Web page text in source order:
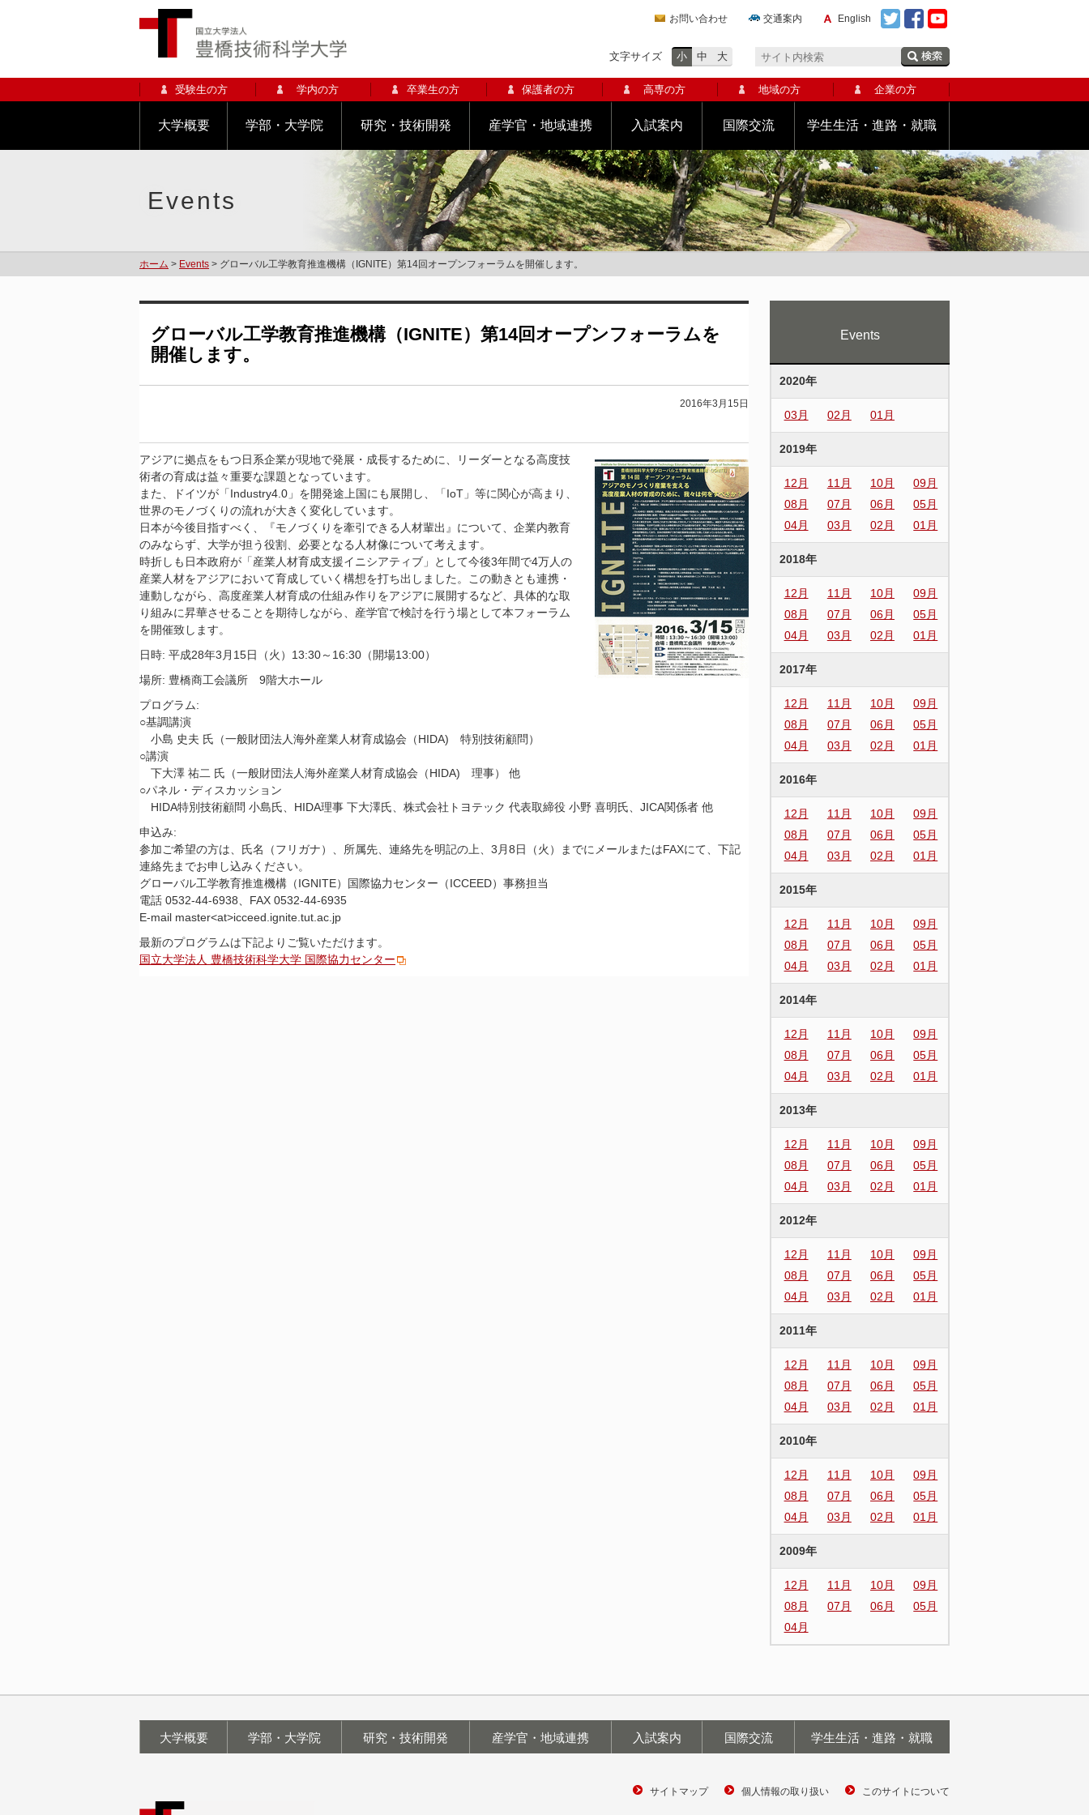
お問い合わせ 交通案内 English
文字サイズ 小 中 大
受験生の方 学内の方 卒業生の方 保護者の方 高専の方 地域の方 企業の方
大学概要 学部・大学院 研究・技術開発 産学官・地域連携 入試案内 国際交流 学生生活・進路・就職
Events
ホーム > Events > グローバル工学教育推進機構（IGNITE）第14回オープンフォーラムを開催します。
グローバル工学教育推進機構（IGNITE）第14回オープンフォーラムを
開催します。
2016年3月15日
アジアに拠点をもつ日系企業が現地で発展・成長するために、リーダーとなる高度技
術者の育成は益々重要な課題となっています。
また、ドイツが「Industry4.0」を開発途上国にも展開し、「IoT」等に関心が高まり、
世界のモノづくりの流れが大きく変化しています。
日本が今後目指すべく、『モノづくりを牽引できる人材輩出』について、企業内教育
のみならず、大学が担う役割、必要となる人材像について考えます。
時折しも日本政府が「産業人材育成支援イニシアティブ」として今後3年間で4万人の
産業人材をアジアにおいて育成していく構想を打ち出しました。この動きとも連携・
連動しながら、高度産業人材育成の仕組み作りをアジアに展開するなど、具体的な取
り組みに昇華させることを期待しながら、産学官で検討を行う場として本フォーラム
を開催致します。
日時: 平成28年3月15日（火）13:30～16:30（開場13:00）
場所: 豊橋商工会議所 9階大ホール
プログラム:
○基調講演
小島 史夫 氏（一般財団法人海外産業人材育成協会（HIDA) 特別技術顧問）
○講演
下大澤 祐二 氏（一般財団法人海外産業人材育成協会（HIDA) 理事） 他
○パネル・ディスカッション
HIDA特別技術顧問 小島氏、HIDA理事 下大澤氏、株式会社トヨテック 代表取締役 小野 喜明氏、JICA関係者 他
申込み:
参加ご希望の方は、氏名（フリガナ）、所属先、連絡先を明記の上、3月8日（火）までにメールまたはFAXにて、下記
連絡先までお申し込みください。
グローバル工学教育推進機構（IGNITE）国際協力センター（ICCEED）事務担当
電話 0532-44-6938、FAX 0532-44-6935
E-mail master<at>icceed.ignite.tut.ac.jp
最新のプログラムは下記よりご覧いただけます。
国立大学法人 豊橋技術科学大学 国際協力センター
Events
2020年
03月 02月 01月
2019年
12月 11月 10月
09月
08月
07月 06月
05月
04月
03月 02月 01月
2018年
12月 11月 10月
09月
08月
07月 06月
05月
04月
03月 02月 01月
2017年
12月 11月 10月
09月
08月
07月 06月
05月
04月
03月 02月 01月
2016年
12月 11月 10月
09月
08月
07月 06月
05月
04月
03月 02月 01月
2015年
12月 11月 10月
09月
08月
07月 06月
05月
04月
03月 02月 01月
2014年
12月 11月 10月
09月
08月
07月 06月
05月
04月
03月 02月 01月
2013年
12月 11月 10月
09月
08月
07月 06月
05月
04月
03月 02月 01月
2012年
12月 11月 10月
09月
08月
07月 06月
05月
04月
03月 02月 01月
2011年
12月 11月 10月
09月
08月
07月 06月
05月
04月
03月 02月 01月
2010年
12月 11月 10月
09月
08月
07月 06月
05月
04月
03月 02月 01月
2009年
12月 11月 10月
09月
08月
07月 06月
05月
04月
大学概要 学部・大学院 研究・技術開発 産学官・地域連携 入試案内 国際交流 学生生活・進路・就職
サイトマップ 個人情報の取り扱い このサイトについて